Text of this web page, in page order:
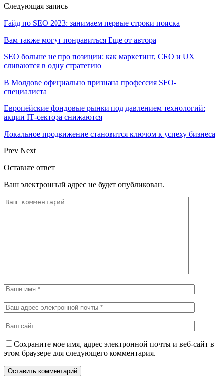
Следующая запись
Гайд по SEO 2023: занимаем первые строки поиска
Вам также могут понравиться Еще от автора
SEO больше не про позиции: как маркетинг, CRO и UX
сливаются в одну стратегию
В Молдове официально признана профессия SEO-
специалиста
Европейские фондовые рынки под давлением технологий:
акции IT‑сектора снижаются
Локальное продвижение становится ключом к успеху бизнеса
Prev Next
Оставьте ответ
Ваш электронный адрес не будет опубликован.
Сохраните мое имя, адрес электронной почты и веб-сайт в
этом браузере для следующего комментария.